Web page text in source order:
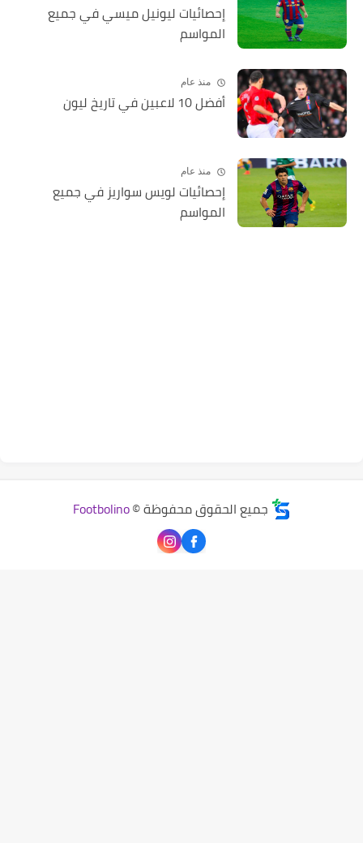
إحصائيات ليونيل ميسي في جميع
المواسم
منذ عام
أفضل 10 لاعبين في تاريخ ليون
منذ عام
إحصائيات لويس سواريز في جميع
المواسم
جميع الحقوق محفوظة ©Footbolino